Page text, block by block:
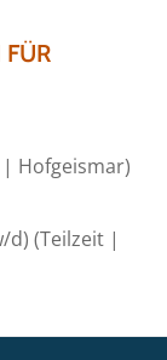
FÜR
Hofgeismar)
d) (Teilzeit |